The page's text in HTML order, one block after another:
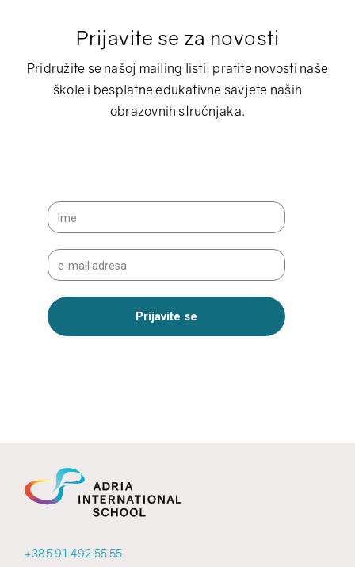
Prijavite se za novosti
Pridružite se našoj mailing listi, pratite novosti naše
škole i besplatne edukativne savjete naših
obrazovnih stručnjaka.
+385 91 492 55 55